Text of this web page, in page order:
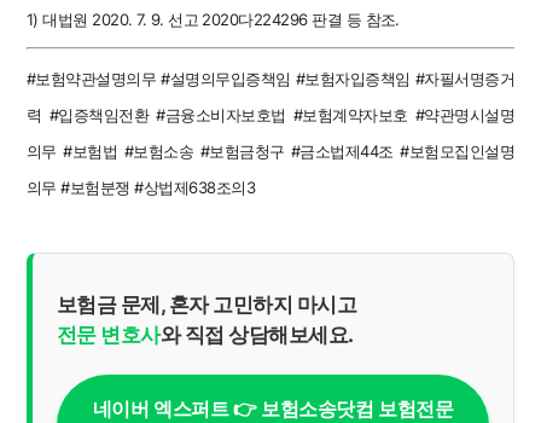
1)대법원 2020. 7. 9. 선고 2020다224296 판결 등 참조.
#보험약관설명의무 #설명의무입증책임 #보험자입증책임 #자필서명증거
력 #입증책임전환 #금융소비자보호법 #보험계약자보호 #약관명시설명
의무 #보험법 #보험소송 #보험금청구 #금소법제44조 #보험모집인설명
의무 #보험분쟁 #상법제638조의3
보험금 문제, 혼자 고민하지 마시고
전문 변호사와 직접 상담해보세요.
네이버 엑스퍼트 👉 보험소송닷컴 보험전문